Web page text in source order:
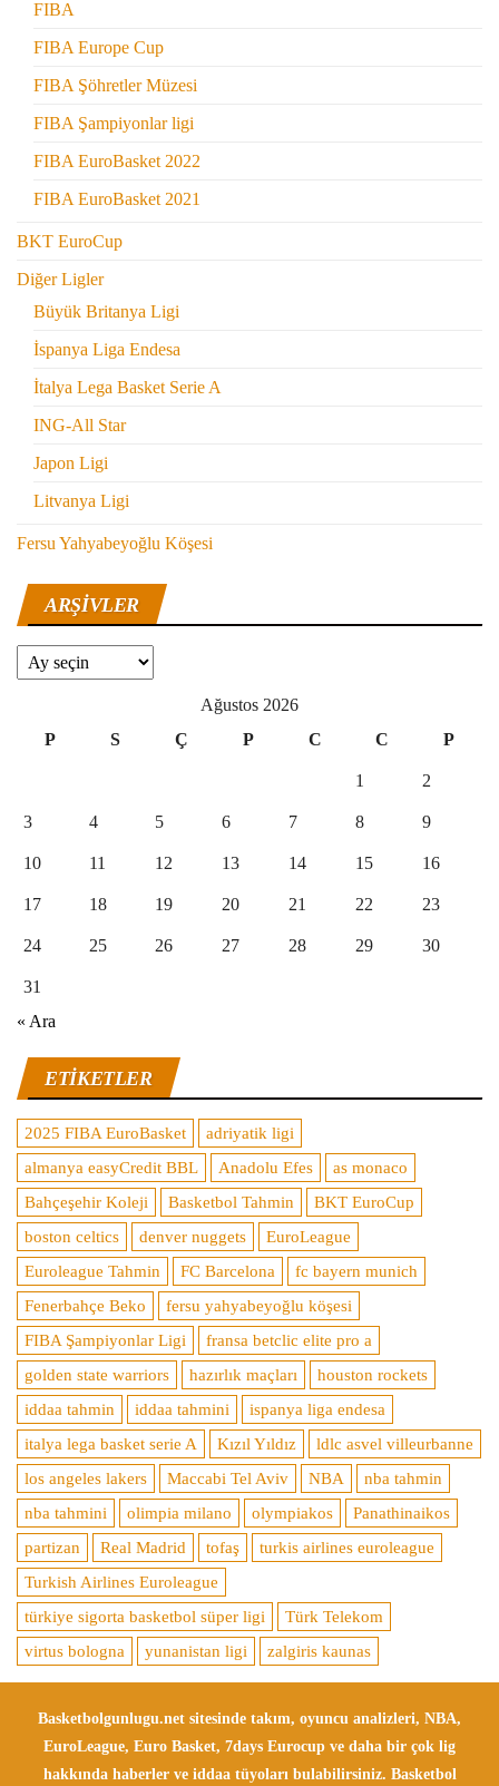
FIBA
FIBA Europe Cup
FIBA Şöhretler Müzesi
FIBA Şampiyonlar ligi
FIBA EuroBasket 2022
FIBA EuroBasket 2021
BKT EuroCup
Diğer Ligler
Büyük Britanya Ligi
İspanya Liga Endesa
İtalya Lega Basket Serie A
ING-All Star
Japon Ligi
Litvanya Ligi
Fersu Yahyabeyoğlu Köşesi
ARŞIVLER
Arşivler
Ağustos 2026
P
S Ç P C C P
1 2
3 4 5 6 7 8 9
10 11 12 13 14 15 16
17 18 19 20 21 22 23
24 25 26 27 28 29 30
31
« Ara
ETIKETLER
2025 FIBA EuroBasket
adriyatik ligi
almanya easyCredit BBL
Anadolu Efes
as monaco
Bahçeşehir Koleji
Basketbol Tahmin
BKT EuroCup
boston celtics
denver nuggets
EuroLeague
Euroleague Tahmin
FC Barcelona
fc bayern munich
Fenerbahçe Beko
fersu yahyabeyoğlu köşesi
FIBA Şampiyonlar Ligi
fransa betclic elite pro a
golden state warriors
hazırlık maçları
houston rockets
iddaa tahmin
iddaa tahmini
ispanya liga endesa
italya lega basket serie A
Kızıl Yıldız
ldlc asvel villeurbanne
los angeles lakers
Maccabi Tel Aviv NBA
nba tahmin
nba tahmini
olimpia milano olympiakos
Panathinaikos
partizan
Real Madrid tofaş
turkis airlines euroleague
Turkish Airlines Euroleague
türkiye sigorta basketbol süper ligi
Türk Telekom
virtus bologna
yunanistan ligi zalgiris kaunas
Basketbolgunlugu.net sitesinde takım, oyuncu analizleri, NBA,
EuroLeague, Euro Basket, 7days Eurocup ve daha bir çok lig
hakkında haberler ve iddaa tüyoları bulabilirsiniz. Basketbol